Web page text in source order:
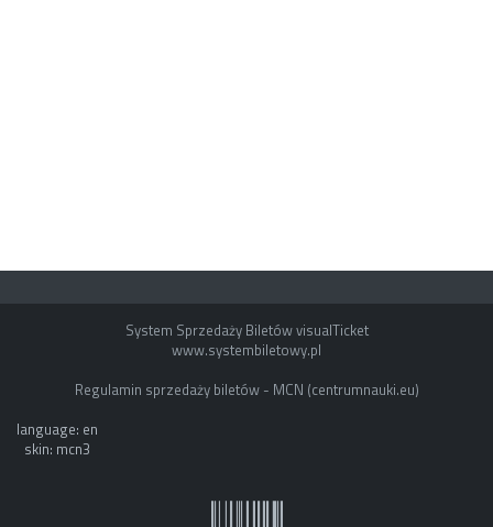
System Sprzedaży Biletów visualTicket
www.systembiletowy.pl
Regulamin sprzedaży biletów - MCN (centrumnauki.eu)
language: en
skin: mcn3